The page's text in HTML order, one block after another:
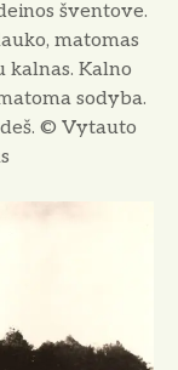
šventove.
matomas
kalnas. Kalno
sodyba.
deš. © Vytauto